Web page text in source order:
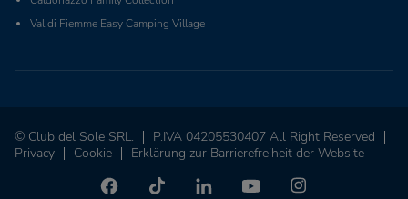
Val di Fiemme Easy Camping Village
© Club del Sole SRL.
P.IVA 04205530407 All Right Reserved
Privacy
Cookie Erklärung zur Barrierefreiheit der Website